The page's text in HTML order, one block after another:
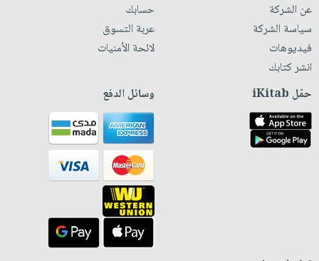
عن الشركة
سياسة الشركة
فيديوهات
انشر كتابك
حسابك
عربة التسوق
لائحة الأمنيات
حمّل iKitab وسائل الدفع